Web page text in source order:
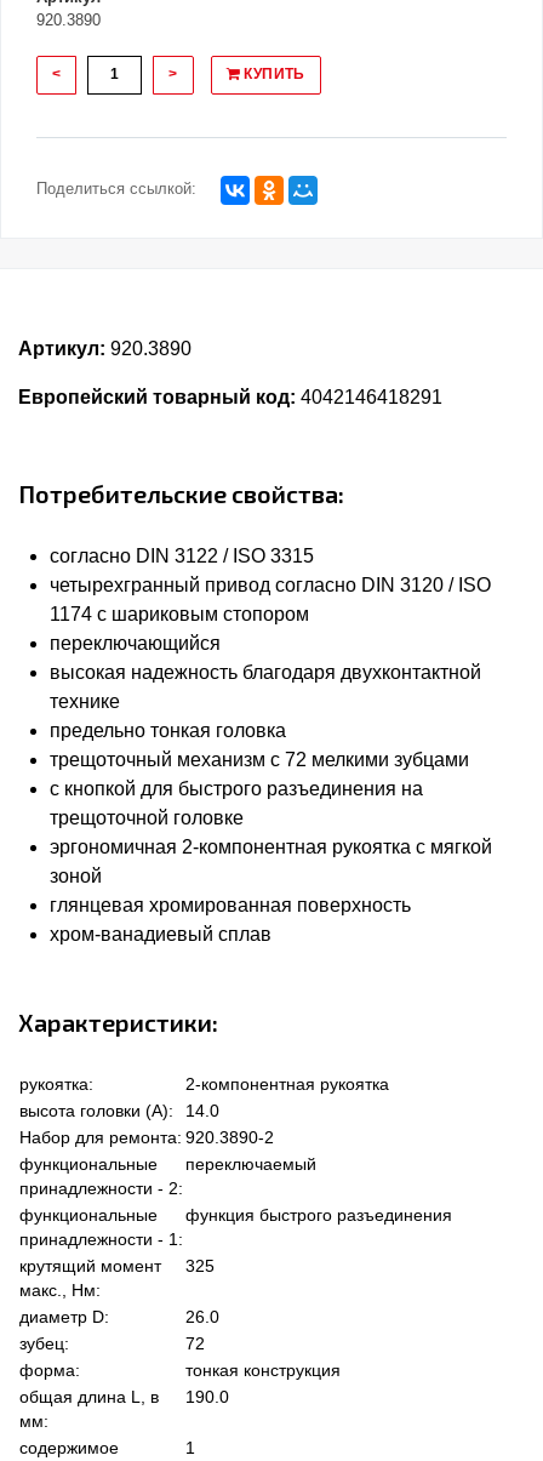
920.3890
< > КУПИТЬ
Поделиться ссылкой:
Артикул: 920.3890
Европейский товарный код: 4042146418291
Потребительские свойства:
согласно DIN 3122 / ISO 3315
четырехгранный привод согласно DIN 3120 / ISO
1174 с шариковым стопором
переключающийся
высокая надежность благодаря двухконтактной
технике
предельно тонкая головка
трещоточный механизм с 72 мелкими зубцами
с кнопкой для быстрого разъединения на
трещоточной головке
эргономичная 2-компонентная рукоятка с мягкой
зоной
глянцевая хромированная поверхность
хром-ванадиевый сплав
Характеристики:
рукоятка:
2-компонентная рукоятка
высота головки (А):
14.0
Набор для ремонта: 920.3890-2
функциональные
принадлежности - 2:
переключаемый
функциональные
принадлежности - 1:
функция быстрого разъединения
крутящий момент
макс., Нм:
325
диаметр D:
26.0
зубец:
72
форма:
тонкая конструкция
общая длина L, в
мм:
190.0
содержимое 1